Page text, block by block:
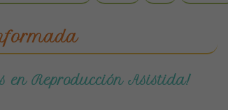
en Reproducción Asistida!